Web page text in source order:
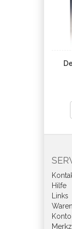
Hilfe
Links
Konto